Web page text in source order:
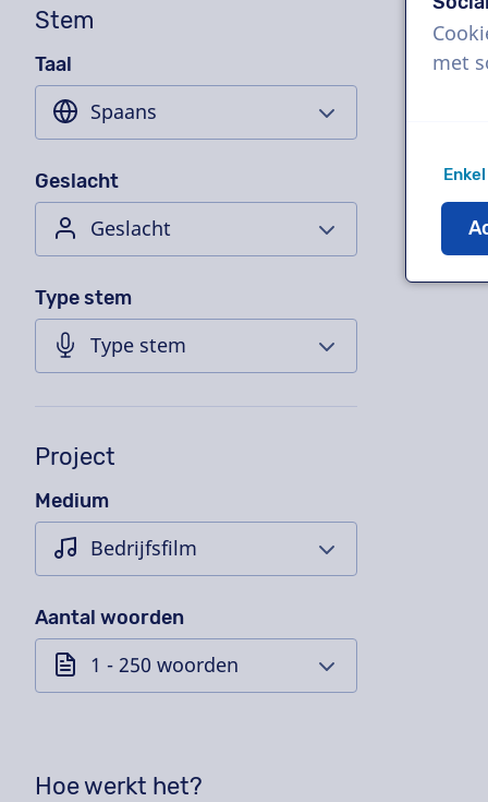
Stem
Taal
Geslacht
Type stem
Project
Medium
Aantal woorden
Hoe werkt het?
met